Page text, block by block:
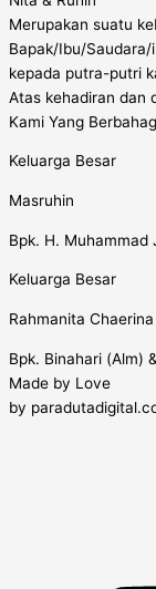
Merupakan suatu
Bapak/Ibu/
kepada putra-putri
Atas kehadiran dan
Kami Yang
Keluarga Besar
Masruhin
Bpk. H. Muhammad
Keluarga Besar
Rahmanita Chaerina
Bpk. Binahari (Alm)
Made by Love
by